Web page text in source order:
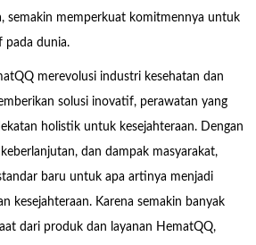
semakin memperkuat komitmennya untuk
pada dunia.
merevolusi industri kesehatan dan
solusi inovatif, perawatan yang
holistik untuk kesejahteraan. Dengan
dan dampak masyarakat,
baru untuk apa artinya menjadi
kesejahteraan. Karena semakin banyak
dari produk dan layanan HematQQ,